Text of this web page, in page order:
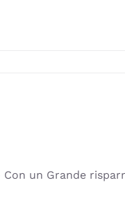
un Grande